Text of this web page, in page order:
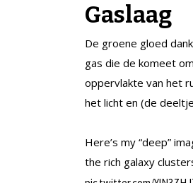
Gaslaag
De groene gloed
gas die de komeet
oppervlakte van het
het licht en (de
Here’s my “deep”
the rich galaxy